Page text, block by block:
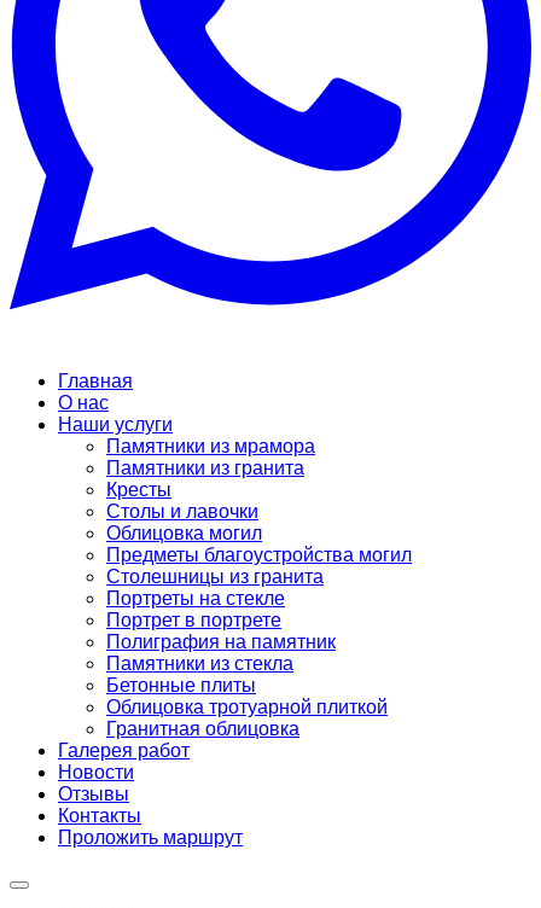
Главная
О нас
Наши услуги
Памятники из мрамора
Памятники из гранита
Кресты
Столы и лавочки
Облицовка могил
Предметы благоустройства могил
Столешницы из гранита
Портреты на стекле
Портрет в портрете
Полиграфия на памятник
Памятники из стекла
Бетонные плиты
Облицовка тротуарной плиткой
Гранитная облицовка
Галерея работ
Новости
Отзывы
Контакты
Проложить маршрут